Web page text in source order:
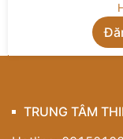
đãng hơn rất
bố cục thông
NT22010 trở
nghệ thuật
tranh trừu tượng
TRUNG TÂM